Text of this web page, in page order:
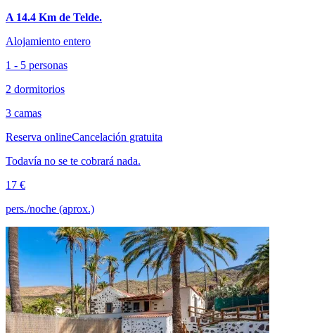
A 14.4 Km de Telde.
Alojamiento entero
1 - 5 personas
2 dormitorios
3 camas
Reserva onlineCancelación gratuita
Todavía no se te cobrará nada.
17 €
pers./noche (aprox.)